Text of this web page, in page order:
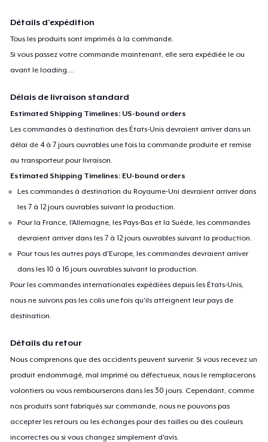
Détails d'expédition
Tous les produits sont imprimés à la commande.
Si vous passez votre commande maintenant, elle sera expédiée le ou
avant leloading....
Délais de livraison standard
Estimated Shipping Timelines: US-bound orders
Les commandes à destination des États-Unis devraient arriver dans un
délai de 4 à 7 jours ouvrables une fois la commande produite et remise
au transporteur pour livraison.
Estimated Shipping Timelines: EU-bound orders
Les commandes à destination du Royaume-Uni devraient arriver dans
les 7 à 12 jours ouvrables suivant la production.
Pour la France, l'Allemagne, les Pays-Bas et la Suède, les commandes
devraient arriver dans les 7 à 12 jours ouvrables suivant la production.
Pour tous les autres pays d'Europe, les commandes devraient arriver
dans les 10 à 16 jours ouvrables suivant la production.
Pour les commandes internationales expédiées depuis les États-Unis,
nous ne suivons pas les colis une fois qu'ils atteignent leur pays de
destination.
Détails du retour
Nous comprenons que des accidents peuvent survenir. Si vous recevez un
produit endommagé, mal imprimé ou défectueux, nous le remplacerons
volontiers ou vous rembourserons dans les 30 jours. Cependant, comme
nos produits sont fabriqués sur commande, nous ne pouvons pas
accepter les retours ou les échanges pour des tailles ou des couleurs
incorrectes ou si vous changez simplement d'avis.